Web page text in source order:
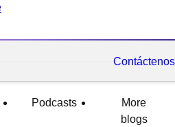
Contáctenos
Podcasts
More
blogs